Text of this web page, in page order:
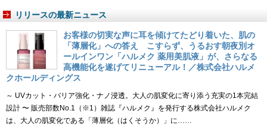
リリースの最新ニュース
お客様の切実な声に耳を傾けてたどり着いた、肌の
「薄層化」への答え こすらず、うるおす朝夜別オ
ールインワン「ハルメク 薬用美肌液」が、さらなる
高機能化を遂げてリニューアル！／株式会社ハルメ
クホールディングス
～ UVカット・バリア強化・ナノ浸透。大人の肌変化に寄り添う充実の1本完結
設計 〜 販売部数No.1（※1）雑誌『ハルメク』を発行する株式会社ハルメク
は、大人の肌変化である「薄層化（はくそうか）」に……